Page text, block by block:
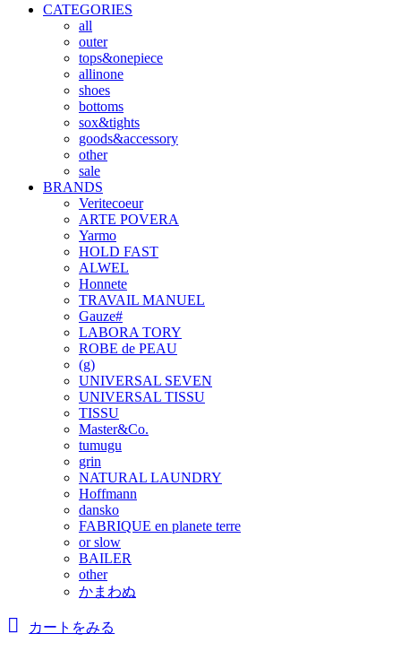
CATEGORIES
all
outer
tops&onepiece
allinone
shoes
bottoms
sox&tights
goods&accessory
other
sale
BRANDS
Veritecoeur
ARTE POVERA
Yarmo
HOLD FAST
ALWEL
Honnete
TRAVAIL MANUEL
Gauze#
LABORA TORY
ROBE de PEAU
(g)
UNIVERSAL SEVEN
UNIVERSAL TISSU
TISSU
Master&Co.
tumugu
grin
NATURAL LAUNDRY
Hoffmann
dansko
FABRIQUE en planete terre
or slow
BAILER
other
かまわぬ
カートをみる